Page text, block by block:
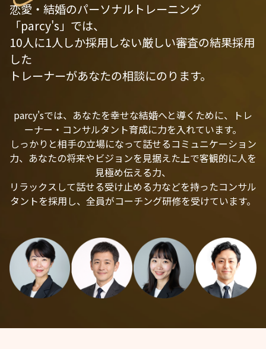
恋愛・結婚のパーソナルトレーニング
「parcy's」では、
10人に1人しか採用しない厳しい審査の結果採用
した
トレーナーがあなたの相談にのります。
parcy'sでは、あなたを幸せな結婚へと導くために、トレ
ーナー・コンサルタント育成に力を入れています。
しっかりと相手の立場になって話せるコミュニケーション
力、あなたの将来やビジョンを見据えた上で客観的に人を
見極め伝える力、
リラックスして話せる受け止める力などを持ったコンサル
タントを採用し、全員がコーチング研修を受けています。